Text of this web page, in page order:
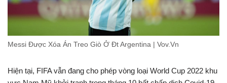
Messi Được Xóa Án Treo Giò Ở Đt Argentina | Vov.Vn
Hiện tại, FIFA vẫn đang cho phép vòng loại World Cup 2022 khu